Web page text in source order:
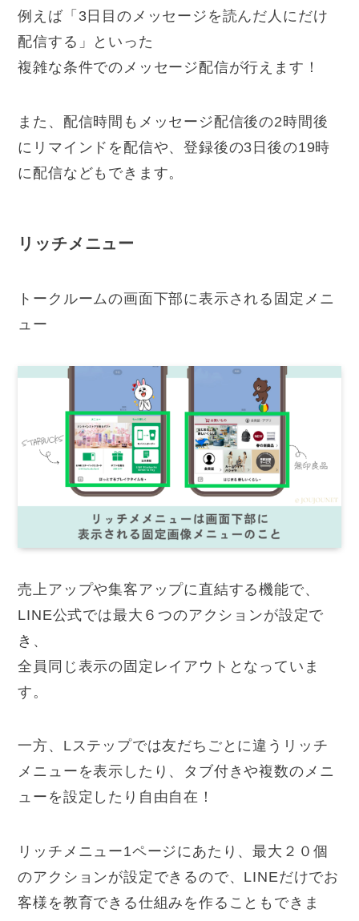
例えば「3日目のメッセージを読んだ人にだけ
配信する」といった
複雑な条件でのメッセージ配信が行えます！
また、配信時間もメッセージ配信後の2時間後
にリマインドを配信や、登録後の3日後の19時
に配信などもできます。
リッチメニュー
トークルームの画面下部に表示される固定メニ
ュー
売上アップや集客アップに直結する機能で、
LINE公式では最大６つのアクションが設定で
き、
全員同じ表示の固定レイアウトとなっていま
す。
一方、Lステップでは友だちごとに違うリッチ
メニューを表示したり、タブ付きや複数のメニ
ューを設定したり自由自在！
リッチメニュー1ページにあたり、最大２０個
のアクションが設定できるので、LINEだけでお
客様を教育できる仕組みを作ることもできま